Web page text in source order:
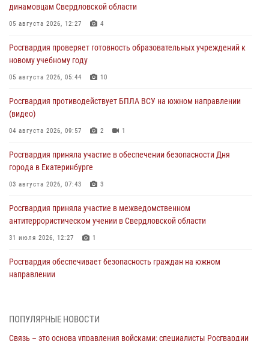
динамовцам Свердловской области
05 августа 2026, 12:27 4
Росгвардия проверяет готовность образовательных учреждений к
новому учебному году
05 августа 2026, 05:44 10
Росгвардия противодействует БПЛА ВСУ на южном направлении
(видео)
04 августа 2026, 09:57 2 1
Росгвардия приняла участие в обеспечении безопасности Дня
города в Екатеринбурге
03 августа 2026, 07:43 3
Росгвардия приняла участие в межведомственном
антитеррористическом учении в Свердловской области
31 июля 2026, 12:27 1
Росгвардия обеспечивает безопасность граждан на южном
направлении
Представитель Управления Росгвардии по Свердловской области
ПОПУЛЯРНЫЕ НОВОСТИ
Связь – это основа управления войсками: специалисты Росгвардии